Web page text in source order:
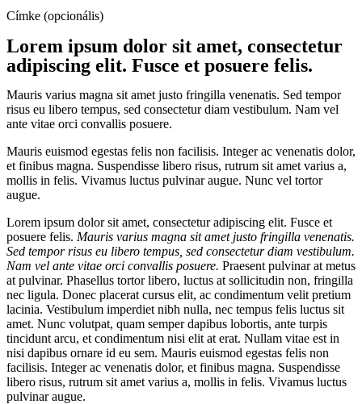
Címke (opcionális)
Lorem ipsum dolor sit amet, consectetur
adipiscing elit. Fusce et posuere felis.
Mauris varius magna sit amet justo fringilla venenatis. Sed tempor
risus eu libero tempus, sed consectetur diam vestibulum. Nam vel
ante vitae orci convallis posuere.
Mauris euismod egestas felis non facilisis. Integer ac venenatis dolor,
et finibus magna. Suspendisse libero risus, rutrum sit amet varius a,
mollis in felis. Vivamus luctus pulvinar augue. Nunc vel tortor
augue.
Lorem ipsum dolor sit amet, consectetur adipiscing elit. Fusce et
posuere felis. Mauris varius magna sit amet justo fringilla venenatis.
Sed tempor risus eu libero tempus, sed consectetur diam vestibulum.
Nam vel ante vitae orci convallis posuere. Praesent pulvinar at metus
at pulvinar. Phasellus tortor libero, luctus at sollicitudin non, fringilla
nec ligula. Donec placerat cursus elit, ac condimentum velit pretium
lacinia. Vestibulum imperdiet nibh nulla, nec tempus felis luctus sit
amet. Nunc volutpat, quam semper dapibus lobortis, ante turpis
tincidunt arcu, et condimentum nisi elit at erat. Nullam vitae est in
nisi dapibus ornare id eu sem. Mauris euismod egestas felis non
facilisis. Integer ac venenatis dolor, et finibus magna. Suspendisse
libero risus, rutrum sit amet varius a, mollis in felis. Vivamus luctus
pulvinar augue.